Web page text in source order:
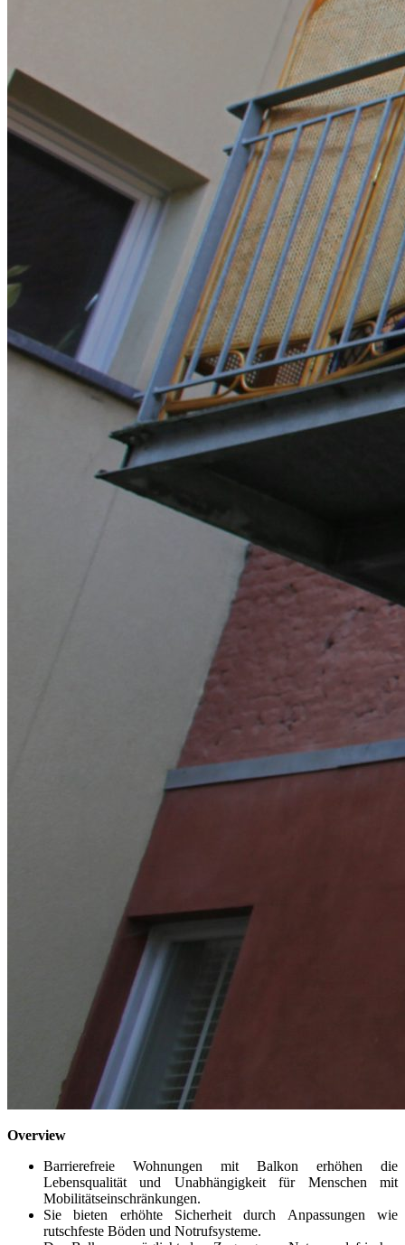
Overview
Barrierefreie Wohnungen mit Balkon erhöhen die
Lebensqualität und Unabhängigkeit für Menschen mit
Mobilitätseinschränkungen.
Sie bieten erhöhte Sicherheit durch Anpassungen wie
rutschfeste Böden und Notrufsysteme.